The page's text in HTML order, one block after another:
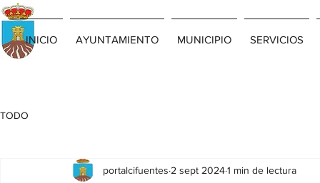
INICIO AYUNTAMIENTO MUNICIPIO SERVICIOS
TODO
portalcifuentes 2 sept 20241 min de lectura